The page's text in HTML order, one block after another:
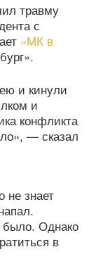
травму
с
«МК в
и кинули
и
конфликта
— сказал
не знает
Однако
в